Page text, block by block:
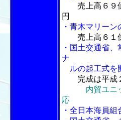
売上高６９
円
・青木マリー
売上高６１
・国土交通省
ナ
ルの起工式を
完成は平成
内貿ユニ
応
・全日本海員